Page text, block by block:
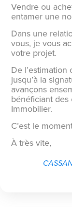
Vendre ou
entamer une
Dans une
vous, je vous
votre projet.
De
jusqu’à la
avançons
bénéficiant des
Immobilier.
C’est le
À très vite,